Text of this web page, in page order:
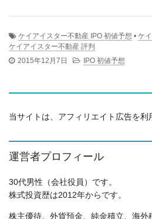
ケイアイスター不動産 IPO 初値予想 • ケ
ケイアイスター不動産 評判
2015年12月7日
IPO 初値予想
当サイトは、アフィリエイト広告を利
運営者プロフィール
30代男性（会社役員）です。
株式投資歴は2012年からです。
株主優待、外貨預金、純金積立、海外